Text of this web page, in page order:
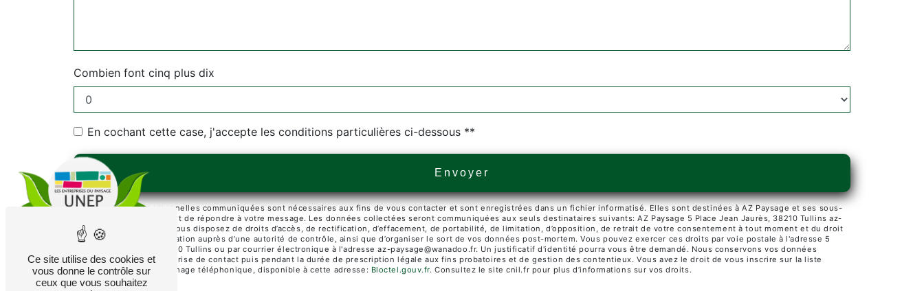
Combien font cinq plus dix
En cochant cette case, j'accepte les conditions particulières ci-dessous **
Envoyer
** Les données personnelles communiquées sont nécessaires aux fins de vous contacter et sont enregistrées dans un fichier informatisé. Elles sont destinées à AZ Paysage et ses sous-
traitants dans le seul but de répondre à votre message. Les données collectées seront communiquées aux seuls destinataires suivants: AZ Paysage 5 Place Jean Jaurès, 38210 Tullins az-
paysage@wanadoo.fr. Vous disposez de droits d’accès, de rectification, d’effacement, de portabilité, de limitation, d’opposition, de retrait de votre consentement à tout moment et du droit
d’introduire une réclamation auprès d’une autorité de contrôle, ainsi que d’organiser le sort de vos données post-mortem. Vous pouvez exercer ces droits par voie postale à l'adresse 5
Place Jean Jaurès, 38210 Tullins ou par courrier électronique à l'adresse az-paysage@wanadoo.fr. Un justificatif d'identité pourra vous être demandé. Nous conservons vos données
pendant la période de prise de contact puis pendant la durée de prescription légale aux fins probatoires et de gestion des contentieux. Vous avez le droit de vous inscrire sur la liste
d'opposition au démarchage téléphonique, disponible à cette adresse:
Bloctel.gouv.fr. Consultez le site cnil.fr pour plus d’informations sur vos droits.
Ce site utilise des cookies et
vous donne le contrôle sur
ceux que vous souhaitez